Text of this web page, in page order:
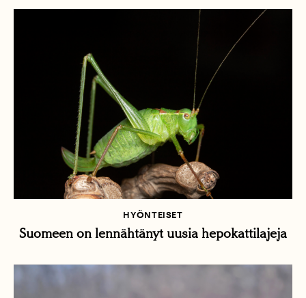
HYÖNTEISET
Suomeen on lennähtänyt uusia hepokattilajeja